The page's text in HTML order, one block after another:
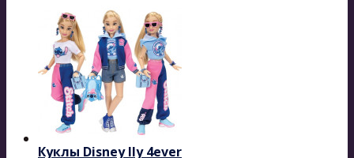
Куклы Disney Ily 4ever